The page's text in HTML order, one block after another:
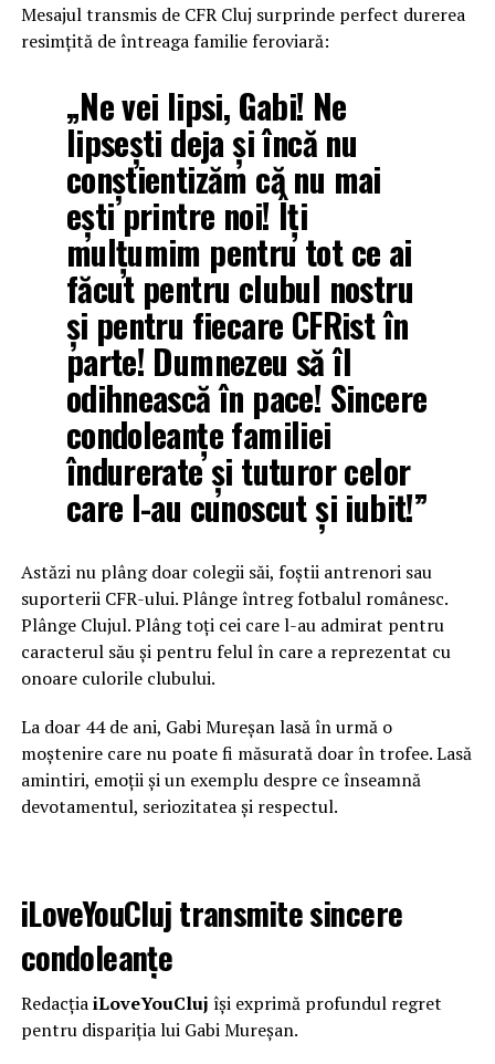
Mesajul transmis de CFR Cluj surprinde perfect durerea
resimțită de întreaga familie feroviară:
„Ne vei lipsi, Gabi! Ne
lipsești deja și încă nu
conștientizăm că nu mai
ești printre noi! Îți
mulțumim pentru tot ce ai
făcut pentru clubul nostru
și pentru fiecare CFRist în
parte! Dumnezeu să îl
odihnească în pace! Sincere
condoleanțe familiei
îndurerate și tuturor celor
care l-au cunoscut și iubit!”
Astăzi nu plâng doar colegii săi, foștii antrenori sau
suporterii CFR-ului. Plânge întreg fotbalul românesc.
Plânge Clujul. Plâng toți cei care l-au admirat pentru
caracterul său și pentru felul în care a reprezentat cu
onoare culorile clubului.
La doar 44 de ani, Gabi Mureșan lasă în urmă o
moștenire care nu poate fi măsurată doar în trofee. Lasă
amintiri, emoții și un exemplu despre ce înseamnă
devotamentul, seriozitatea și respectul.
iLoveYouCluj transmite sincere
condoleanțe
RedacțiaiLoveYouCluj își exprimă profundul regret
pentru dispariția lui Gabi Mureșan.